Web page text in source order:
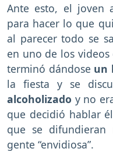
Ante esto, el joven
para hacer lo que
al parecer todo se
en uno de los
terminó dándose un
la fiesta y se
alcoholizado y no
que decidió hablar
que se
gente “envidiosa”.